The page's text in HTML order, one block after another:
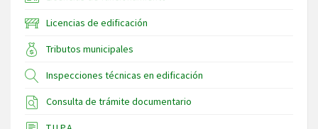
Licencias de edificación
Tributos municipales
Inspecciones técnicas en edificación
Consulta de trámite documentario